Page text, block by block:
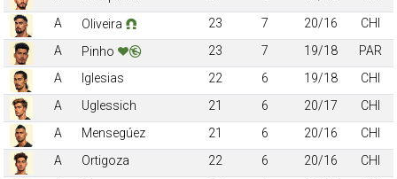
A
Oliveira 23 7 20/16
CHI
A
Pinho 23 7 19/18
PAR
A
Iglesias 22 6 19/18
CHI
A
Uglessich 21 6 20/17
CHI
A
Mensegúez 21 6 20/16
CHI
A
Ortigoza 22 6 20/16
CHI